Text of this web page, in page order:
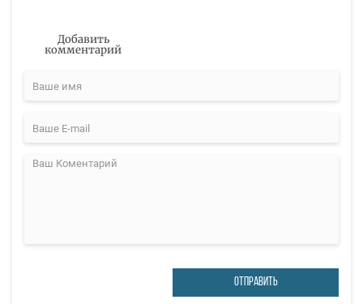
Добавить
комментарий
ОТПРАВИТЬ